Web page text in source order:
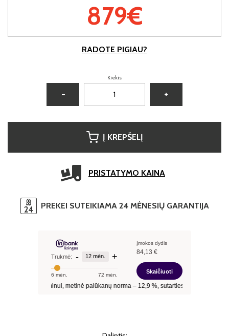
879€
RADOTE PIGIAU?
Kiekis:
− +
Į KREPŠELĮ
PRISTATYMO KAINA
PREKEI SUTEIKIAMA 24 MĖNESIŲ GARANTIJA